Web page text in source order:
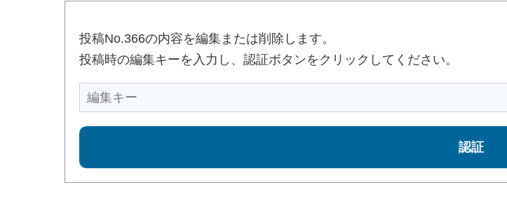
投稿No.366の内容を編集または削除します。
投稿時の編集キーを入力し、認証ボタンをクリックしてください。